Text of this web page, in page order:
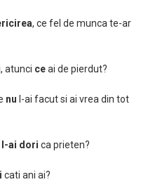
, ce fel de munca te-ar
atunci ceai de pierdut?
nu l-ai facut si ai vrea din tot
l-ai dori ca prieten?
cati ani ai?